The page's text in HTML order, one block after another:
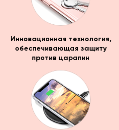
Инновационная технология,
обеспечивающая защиту
против царапин